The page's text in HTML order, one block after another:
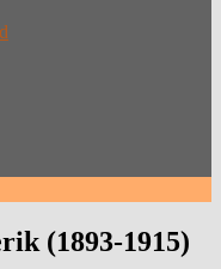
(1893-1915)